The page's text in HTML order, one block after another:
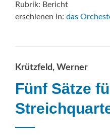
Rubrik: Bericht
erschienen in: das
Krützfeld, Werner
Fünf Sätze